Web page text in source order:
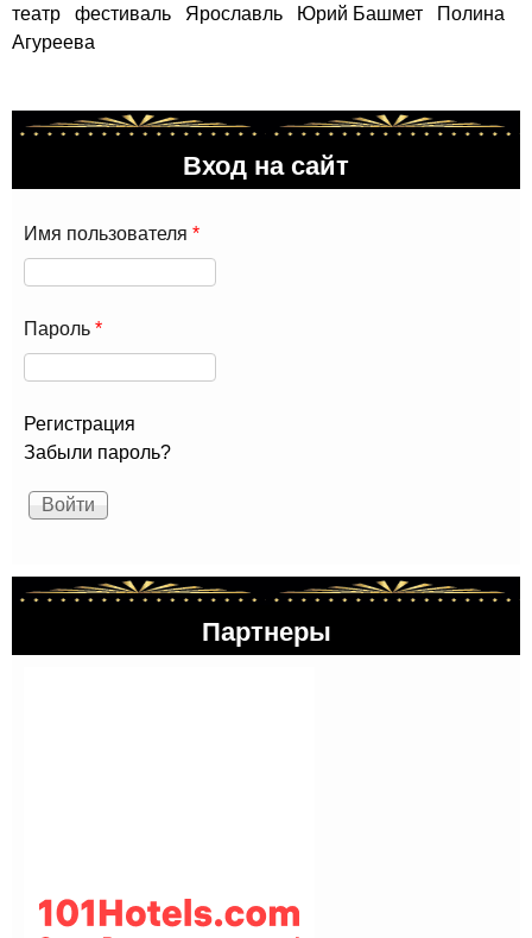
театр фестиваль Ярославль Юрий Башмет
Полина
Агуреева
Вход на сайт
Имя пользователя *
Пароль *
Регистрация
Забыли пароль?
Партнеры